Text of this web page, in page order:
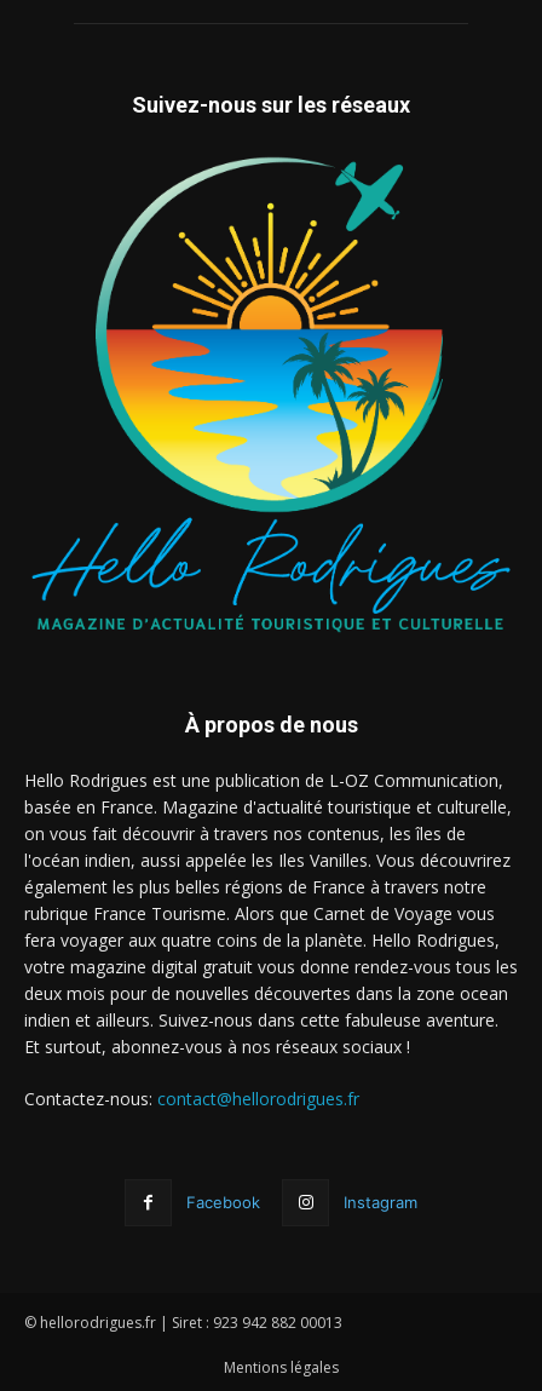
Suivez-nous sur les réseaux
À propos de nous
Hello Rodrigues est une publication de L-OZ Communication,
basée en France. Magazine d'actualité touristique et culturelle,
on vous fait découvrir à travers nos contenus, les îles de
l'océan indien, aussi appelée les Iles Vanilles. Vous découvrirez
également les plus belles régions de France à travers notre
rubrique France Tourisme. Alors que Carnet de Voyage vous
fera voyager aux quatre coins de la planète. Hello Rodrigues,
votre magazine digital gratuit vous donne rendez-vous tous les
deux mois pour de nouvelles découvertes dans la zone ocean
indien et ailleurs. Suivez-nous dans cette fabuleuse aventure.
Et surtout, abonnez-vous à nos réseaux sociaux !
Contactez-nous: contact@hellorodrigues.fr
Facebook Instagram
© hellorodrigues.fr | Siret : 923 942 882 00013
Mentions légales